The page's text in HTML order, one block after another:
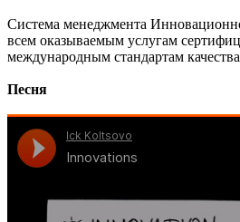
Система менеджмента
всем оказываемым услугам
международным стандартам
Песня